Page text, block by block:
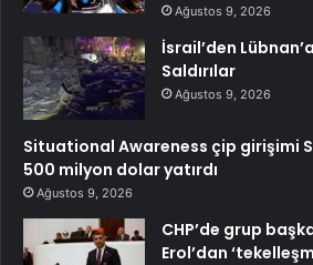
Ağustos 9, 2026
İsrail’den
Saldırılar
Ağustos 9, 2026
Situational Awareness çip girişimi
500 milyon dolar yatırdı
Ağustos 9, 2026
CHP’de grup
Erol’dan